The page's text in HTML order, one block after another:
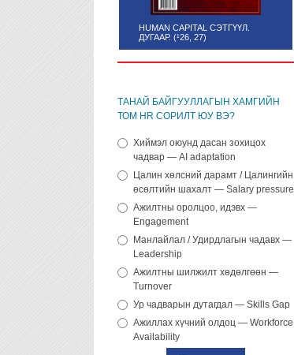
HUMAN CAPITAL СЭТГҮҮЛ.
ДУГААР. (¹26, 27)
ТАНАЙ БАЙГУУЛЛАГЫН ХАМГИЙН
ТОМ HR СОРИЛТ ЮУ ВЭ?
Хиймэл оюунд дасан зохицох
чадвар — AI adaptation
Цалин хөлсний дарамт / Цалингийн
өсөлтийн шахалт — Salary pressure
Ажилтны оролцоо, идэвх —
Engagement
Манлайлал / Удирдлагын чадавх —
Leadership
Ажилтны шилжилт хөдөлгөөн —
Turnover
Ур чадварын дутагдал — Skills Gap
Ажиллах хүчний олдоц — Workforce
Availability